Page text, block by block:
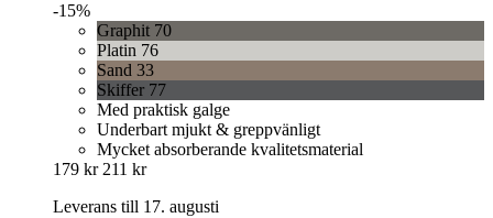
-15%
Graphit 70
Platin 76
Sand 33
Skiffer 77
Med praktisk galge
Underbart mjukt & greppvänligt
Mycket absorberande kvalitetsmaterial
179 kr 211 kr
Leverans till 17. augusti